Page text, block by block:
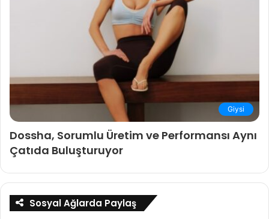
Giysi
Dossha, Sorumlu Üretim ve Performansı Aynı
Çatıda Buluşturuyor
Sosyal Ağlarda Paylaş